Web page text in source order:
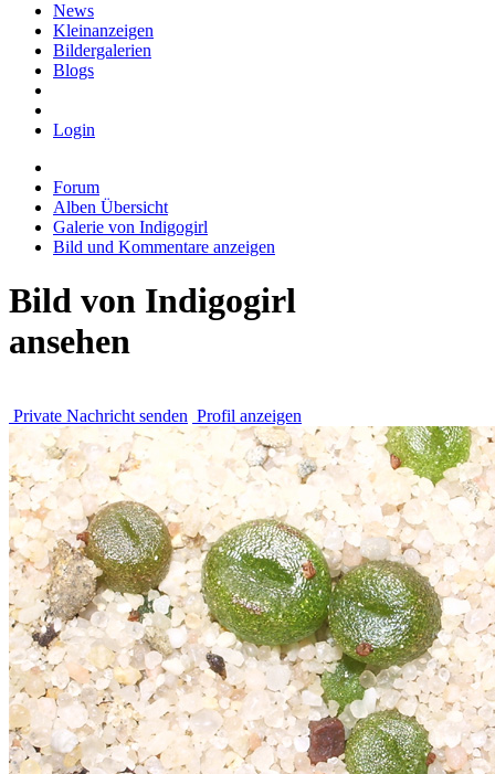
News
Kleinanzeigen
Bildergalerien
Blogs
Login
Forum
Alben Übersicht
Galerie von Indigogirl
Bild und Kommentare anzeigen
Bild von Indigogirl
ansehen
Private Nachricht senden Profil anzeigen